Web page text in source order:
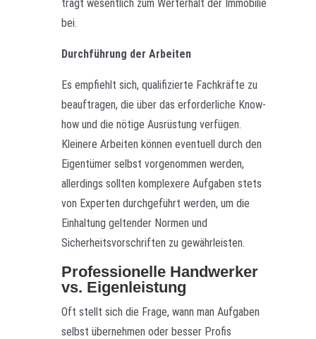
trägt wesentlich zum Werterhalt der Immobilie
bei.
Durchführung der Arbeiten
Es empfiehlt sich, qualifizierte Fachkräfte zu
beauftragen, die über das erforderliche Know-
how und die nötige Ausrüstung verfügen.
Kleinere Arbeiten können eventuell durch den
Eigentümer selbst vorgenommen werden,
allerdings sollten komplexere Aufgaben stets
von Experten durchgeführt werden, um die
Einhaltung geltender Normen und
Sicherheitsvorschriften zu gewährleisten.
Professionelle Handwerker
vs. Eigenleistung
Oft stellt sich die Frage, wann man Aufgaben
selbst übernehmen oder besser Profis